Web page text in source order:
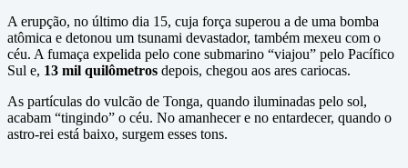
A erupção, no último dia 15, cuja força superou a de uma bomba
atômica e detonou um tsunami devastador, também mexeu com o
céu. A fumaça expelida pelo cone submarino “viajou” pelo Pacífico
Sul e, 13 mil quilômetros depois, chegou aos ares cariocas.
As partículas do vulcão de Tonga, quando iluminadas pelo sol,
acabam “tingindo” o céu. No amanhecer e no entardecer, quando o
astro-rei está baixo, surgem esses tons.